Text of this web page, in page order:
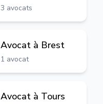
3 avocats
Avocat à Brest
1 avocat
Avocat à Tours